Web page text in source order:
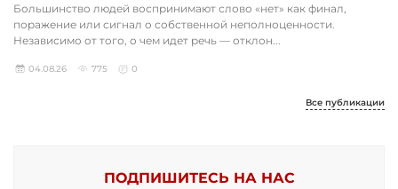
Большинство людей воспринимают слово «нет» как финал,
поражение или сигнал о собственной неполноценности.
Независимо от того, о чем идет речь — отклон...
04.08.26 775 0
Все публикации
ПОДПИШИТЕСЬ НА НАС